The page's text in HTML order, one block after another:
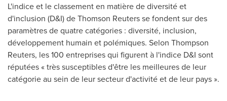
L'indice et le classement en matière de diversité et
d'inclusion (D&I) de Thomson Reuters se fondent sur des
paramètres de quatre catégories : diversité, inclusion,
développement humain et polémiques. Selon Thompson
Reuters, les 100 entreprises qui figurent à l'indice D&I sont
réputées « très susceptibles d'être les meilleures de leur
catégorie au sein de leur secteur d'activité et de leur pays ».